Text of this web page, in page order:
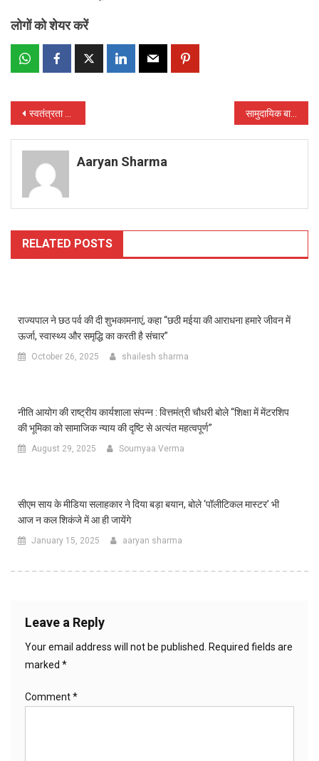
लोगों को शेयर करें
Post
navigation
स्वतंत्रता सप्ताह के दौरान अपने घर, संस्थान में राष्ट्रीय ध्वज फहराएं : मुख्यमंत्री भूपेश बघेल सामुदायिक बाड़ी में खेती कर आर्थिक रूप से सशक्त हो रही हैं समूह की महिलाएं
Aaryan Sharma
RELATED POSTS
राज्यपाल ने छठ पर्व की दी शुभकामनाएं, कहा “छठी मईया की आराधना हमारे जीवन में
ऊर्जा, स्वास्थ्य और समृद्धि का करती है संचार”
October 26, 2025 shailesh sharma
नीति आयोग की राष्ट्रीय कार्यशाला संपन्न : वित्तमंत्री चौधरी बोले “शिक्षा में मेंटरशिप
की भूमिका को सामाजिक न्याय की दृष्टि से अत्यंत महत्वपूर्ण”
August 29, 2025 Soumyaa Verma
सीएम साय के मीडिया सलाहकार ने दिया बड़ा बयान, बोले ‘पॉलीटिकल मास्टर’ भी
आज न कल शिकंजे में आ ही जायेंगे
January 15, 2025 aaryan sharma
Leave a Reply
Your email address will not be published.
Required fields are
marked *
Comment*